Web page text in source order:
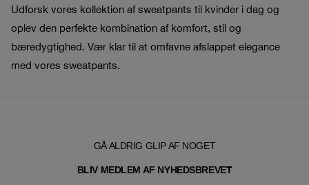
Udforsk vores kollektion af sweatpants til kvinder i dag og
oplev den perfekte kombination af komfort, stil og
bæredygtighed. Vær klar til at omfavne afslappet elegance
med vores sweatpants.
GÅ ALDRIG GLIP AF NOGET
BLIV MEDLEM AF NYHEDSBREVET